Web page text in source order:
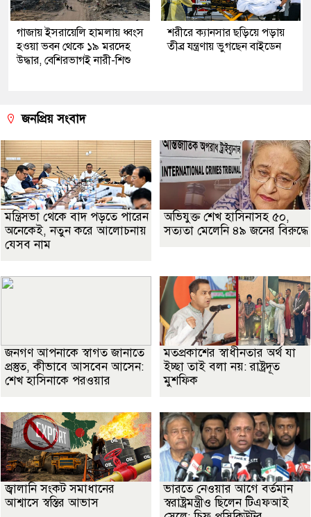
গাজায় ইসরায়েলি হামলায় ধ্বংস
হওয়া ভবন থেকে ১৯ মরদেহ
উদ্ধার, বেশিরভাগই নারী-শিশু
শরীরে ক্যানসার ছড়িয়ে পড়ায়
তীব্র যন্ত্রণায় ভুগছেন বাইডেন
জনপ্রিয় সংবাদ
মন্ত্রিসভা থেকে বাদ পড়তে পারেন
অনেকেই, নতুন করে আলোচনায়
যেসব নাম
অভিযুক্ত শেখ হাসিনাসহ ৫০,
সত্যতা মেলেনি ৪৯ জনের বিরুদ্ধে
জনগণ আপনাকে স্বাগত জানাতে
প্রস্তুত, কীভাবে আসবেন আসেন:
শেখ হাসিনাকে পরওয়ার
মতপ্রকাশের স্বাধীনতার অর্থ যা
ইচ্ছা তাই বলা নয়: রাষ্ট্রদূত
মুশফিক
জ্বালানি সংকট সমাধানের
আশ্বাসে স্বস্তির আভাস
ভারতে নেওয়ার আগে বর্তমান
স্বরাষ্ট্রমন্ত্রীও ছিলেন টিএফআই